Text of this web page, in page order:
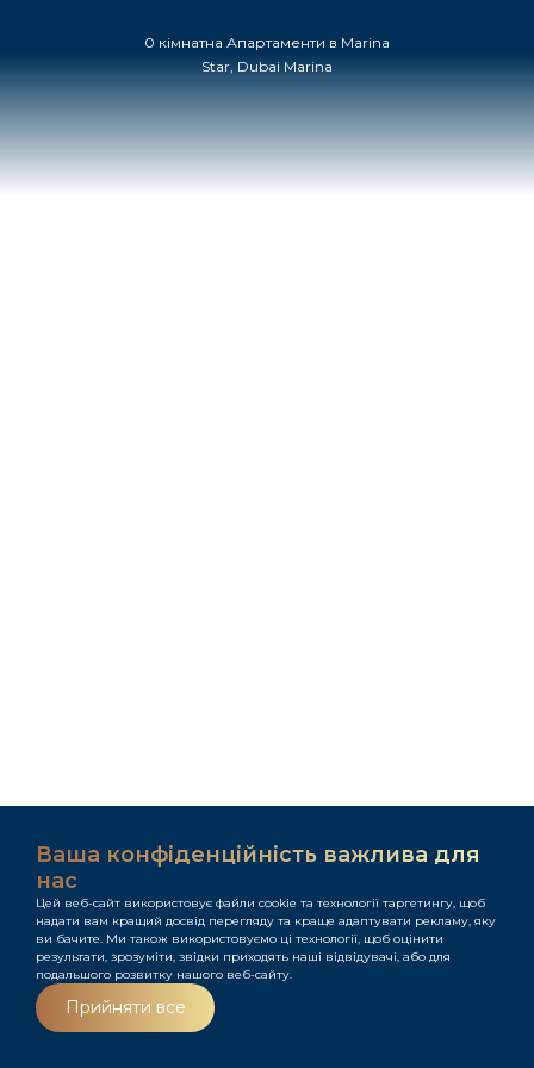
0 кімнатна Апартаменти в Marina
Star, Dubai Marina
Ваша конфіденційність важлива для
нас
Цей веб-сайт використовує файли cookie та технології таргетингу, щоб
надати вам кращий досвід перегляду та краще адаптувати рекламу, яку
ви бачите. Ми також використовуємо ці технології, щоб оцінити
результати, зрозуміти, звідки приходять наші відвідувачі, або для
подальшого розвитку нашого веб-сайту.
Прийняти все